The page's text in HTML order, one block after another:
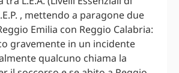
, mettendo a paragone due
Emilia con Reggio Calabria:
gravemente in un incidente
qualcuno chiama la